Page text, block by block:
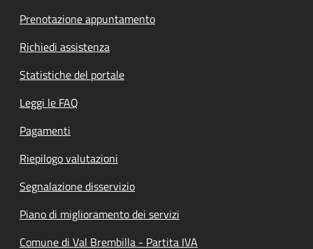
Prenotazione appuntamento
Richiedi assistenza
Statistiche del portale
Leggi le FAQ
Pagamenti
Riepilogo valutazioni
Segnalazione disservizio
Piano di miglioramento dei servizi
Comune di Val Brembilla - Partita IVA